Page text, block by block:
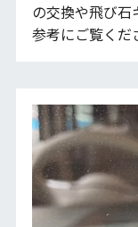
の交換や飛び石
参考にご覧くだ